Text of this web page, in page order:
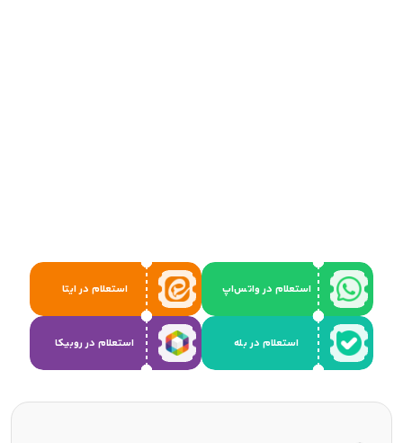
استعلام در واتس‌اپ استعلام در ایتا
استعلام در بله استعلام در روبیکا